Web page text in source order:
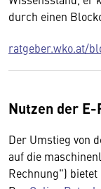
durch einen
ratgeber.wko.at/
Nutzen der E-
Der Umstieg von
auf die
Rechnung")